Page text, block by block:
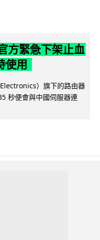
方緊急下架止血
使用
）旗下的路由器
秒便會與中國伺服器連